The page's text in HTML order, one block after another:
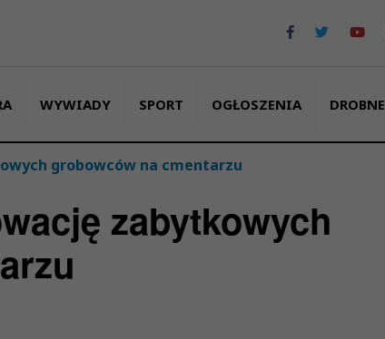
WYWIADY SPORT OGŁOSZENIA DROBNE
grobowców na cmentarzu
zabytkowych